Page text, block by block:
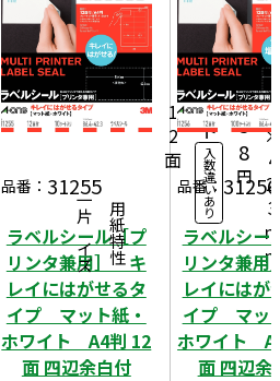
一片サイズ用紙特性
品番： 31255
ラベルシール［プ
リンタ兼用］ キ
レイにはがせるタ
イプ マット紙・
ホワイト A4判 12
面 四辺余白付
1
2
面
10
シ
ー
ト
入
数
違
い
あ
り
8
5
8
円
8
6.
4
m
m
4
2.
3
m
m
品番： 31256
ラベルシー
リンタ兼
レイにはが
イプ マッ
ホワイト
面 四辺余